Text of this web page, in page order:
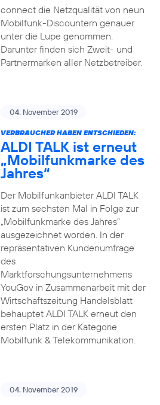
connect die Netzqualität von neun
Mobilfunk-Discountern genauer
unter die Lupe genommen.
Darunter finden sich Zweit- und
Partnermarken aller Netzbetreiber.
04. November 2019
VERBRAUCHER HABEN ENTSCHIEDEN:
ALDI TALK ist erneut
„Mobilfunkmarke des
Jahres“
Der Mobilfunkanbieter ALDI TALK
ist zum sechsten Mal in Folge zur
„Mobilfunkmarke des Jahres“
ausgezeichnet worden. In der
repräsentativen Kundenumfrage
des
Marktforschungsunternehmens
YouGov in Zusammenarbeit mit der
Wirtschaftszeitung Handelsblatt
behauptet ALDI TALK erneut den
ersten Platz in der Kategorie
Mobilfunk & Telekommunikation.
04. November 2019